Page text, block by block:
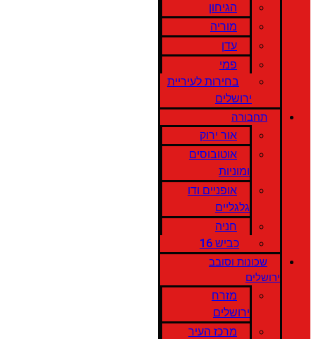
הגיחון
מוריה
עדן
פמי
בחירות לעיריית
ירושלים
תחבורה
אור ירוק
אוטובוסים
ומוניות
אופניים ודו
גלגליים
חניה
כביש 16
שכונות וסובב
ירושלים
מזרח
ירושלים
מרכז העיר